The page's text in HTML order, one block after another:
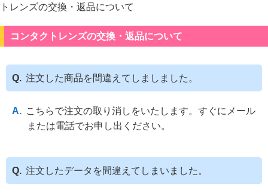
トレンズの交換・返品について
コンタクトレンズの交換・返品について
注文した商品を間違えてしましました。
こちらで注文の取り消しをいたします。すぐにメール
または電話でお申し出ください。
注文したデータを間違えてしまいました。